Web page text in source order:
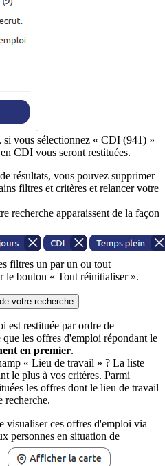
si vous sélectionnez « CDI (941) »
CDI vous seront restituées.
résultats, vous pouvez supprimer
filtres et critères et relancer votre
recherche apparaissent de la façon
filtres un par un ou tout
le bouton « Tout réinitialiser ».
votre recherche
est restituée par ordre de
les offres d'emploi répondant le
en premier.
« Lieu de travail » ? La liste
le plus à vos critères. Parmi
les offres dont le lieu de travail
recherche.
visualiser ces offres d'emploi via
personnes en situation de